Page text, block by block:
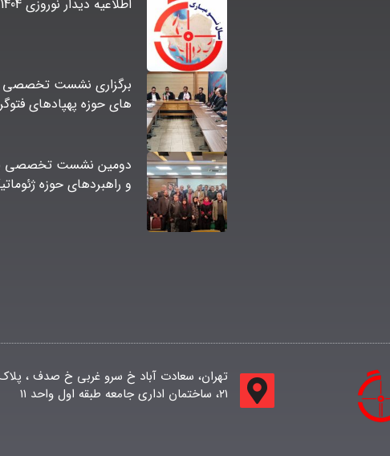
اطلاعیه دیدار نوروزی 1404
برگزاری نشست
های حوزه پهپادهای
دومین نشست تخصصی
و راهبردهای حوزه
تهران، سعادت آباد خ سرو غربی خ صدف ،
۲۱، ساختمان اداری جامعه طبقه اول واحد ۱۱